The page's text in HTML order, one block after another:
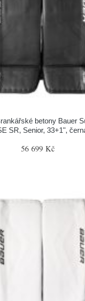
betony Bauer
SR, Senior, 33+1",
56 699 Kč